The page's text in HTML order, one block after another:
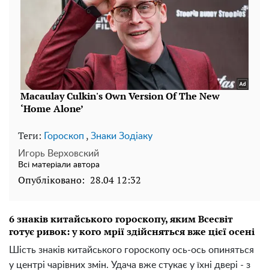
Теги: Гороскоп , Знаки Зодіаку
Игорь Верховский
Всі матеріали автора
Опубліковано: 28.04 12:32
6 знаків китайського гороскопу, яким Всесвіт
готує ривок: у кого мрії здійсняться вже цієї осені
Шість знаків китайського гороскопу ось-ось опиняться
у центрі чарівних змін. Удача вже стукає у їхні двері - з